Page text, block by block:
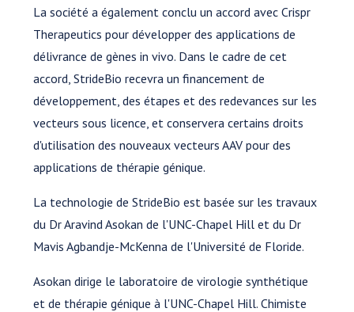
La société a également conclu un accord avec Crispr
Therapeutics pour développer des applications de
délivrance de gènes in vivo. Dans le cadre de cet
accord, StrideBio recevra un financement de
développement, des étapes et des redevances sur les
vecteurs sous licence, et conservera certains droits
d'utilisation des nouveaux vecteurs AAV pour des
applications de thérapie génique.
La technologie de StrideBio est basée sur les travaux
du Dr Aravind Asokan de l'UNC-Chapel Hill et du Dr
Mavis Agbandje-McKenna de l'Université de Floride.
Asokan dirige le laboratoire de virologie synthétique
et de thérapie génique à l'UNC-Chapel Hill. Chimiste